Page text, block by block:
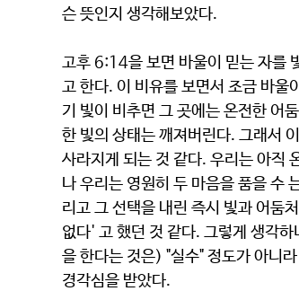
슨 뜻인지 생각해보았다.
고후 6:14을 보면 바울이 믿는 자를
고 한다. 이 비유를 보면서 조금 바울
기 빛이 비추면 그 곳에는 온전한 어
한 빛의 상태는 깨져버린다. 그래서
사라지게 되는 것 같다. 우리는 아직
나 우리는 영원히 두 마음을 품을 수
리고 그 선택을 내린 즉시 빛과 어둠
없다' 고 했던 것 같다. 그렇게 생각
을 한다는 것은) "실수" 정도가 아니
경각심을 받았다.